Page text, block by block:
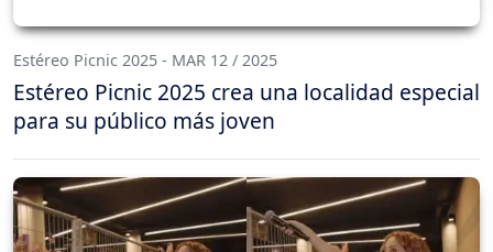
Estéreo Picnic 2025 - MAR 12 / 2025
Estéreo Picnic 2025 crea una localidad especial
para su público más joven